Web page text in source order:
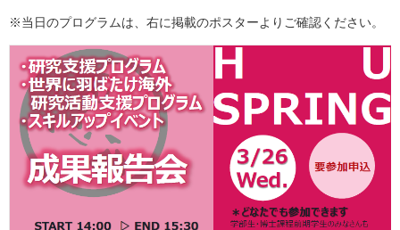
※当日のプログラムは、右に掲載のポスターよりご確認ください。